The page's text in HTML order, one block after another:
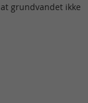
grundvandet ikke